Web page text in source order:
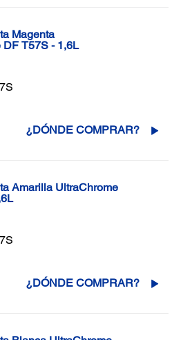
Magenta
DF T57S - 1,6L
¿DÓNDE COMPRAR?
Amarilla UltraChrome
¿DÓNDE COMPRAR?